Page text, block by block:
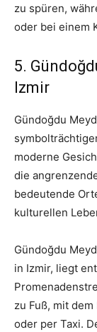
zu spüren,
oder bei einem
5.
Izmir
Gündoğdu
moderne
die
bedeutende
kulturellen
Gündoğdu
in Izmir, liegt
zu Fuß, mit
oder per Taxi.